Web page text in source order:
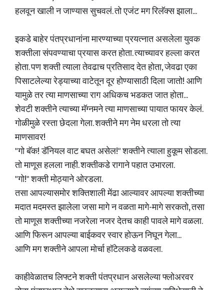
हलवून खाली न जाण्यास सुचवलं. तो एजंट मग रिलॅक्स झाला...
इकडे बाहेर पंतप्रधानांना मारण्याच्या प्रयत्नात असलेला युवक
शक्तीला संपवण्याचा प्रयास करत होता. त्याच्यावर हल्ला करत
होता. पण शक्ती त्याला तेवढाच प्रतिसाद देत होता, जेवढा एका
पिसाटलेल्या रेड्याच्या वाटेतून दूर होण्यासाठी दिला जातो! आणि
यामुळे तर त्या माणसाच्या राग अधिकच भडकत जात होता...
शेवटी शक्तीने त्याच्या मॅग्नमने त्या माणसाच्या पायात फायर केलं.
गोळीमुळे रस्ता छेदला गेला. शक्तीने मग नेम धरला तो त्या
माणसावर!
"गो बॅक! डॅनियल वाट बघत असेल!" शक्तीने त्याला हुकूम सोडला.
तो माणूस हलला नाही. शक्तीकडे रागाने पहात उभारला.
"गो!" शक्ती मोठ्याने ओरडला.
तसा आपल्यासमोर शक्तिशाली मेंढा आल्यावर आपल्या शक्तीच्या
मदात मदमस्त झालेला जसा मागे न वळता मागे-मागे सरकतो, तसा
तो माणूस शक्तीच्या नजरेला नजर देतच काही पावले मागे वळला.
आणि फिरून आपल्या बाईकवर स्वार होऊन निघून गेला...
आणि मग शक्तीने आपला मोर्चा हॉटेलकडे वळवला.
काहीवेळातच लिफ्टने शक्ती पंतप्रधान असलेल्या फ्लोअरवर